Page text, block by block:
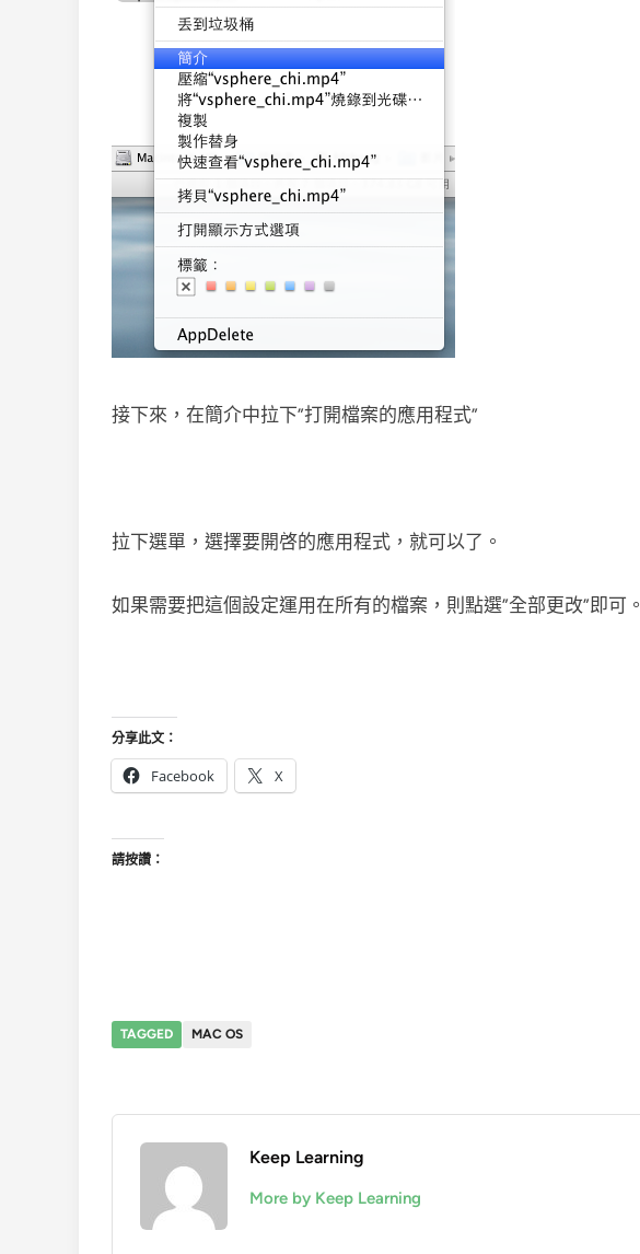
接下來，在簡介中拉下”打開檔案的應用程式”
拉下選單，選擇要開啓的應用程式，就可以了。
如果需要把這個設定運用在所有的檔案，則點選”全部更改”即可。
分享此文：
Facebook X
請按讚：
TAGGED MAC OS
Keep Learning
More by Keep Learning